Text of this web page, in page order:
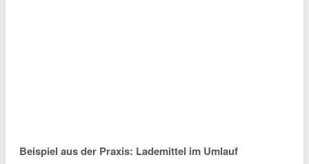
Beispiel aus der Praxis: Lademittel im Umlauf